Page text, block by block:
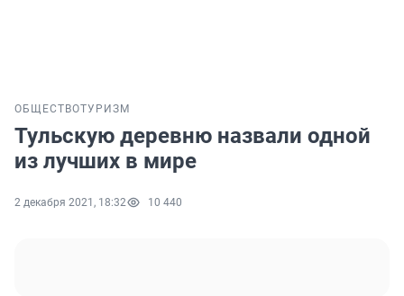
ОБЩЕСТВОТУРИЗМ
Тульскую деревню назвали одной
из лучших в мире
2 декабря 2021, 18:32 10 440